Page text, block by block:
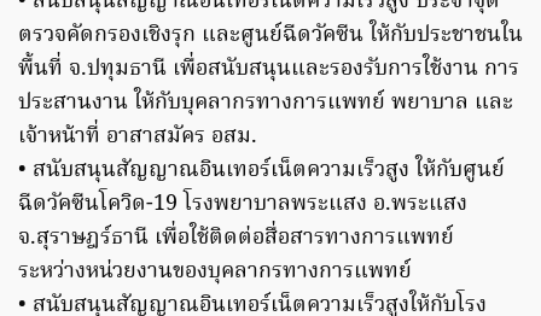
ตรวจคัดกรองเชิงรุก และศูนย์ฉีดวัคซีน ให้กับประชาชนใน
พื้นที่ จ.ปทุมธานี เพื่อสนับสนุนและรองรับการใช้งาน การ
ประสานงาน ให้กับบุคลากรทางการแพทย์ พยาบาล และ
เจ้าหน้าที่ อาสาสมัคร อสม.
• สนับสนุนสัญญาณอินเทอร์เน็ตความเร็วสูง ให้กับศูนย์
ฉีดวัคซีนโควิด-19 โรงพยาบาลพระแสง อ.พระแสง
จ.สุราษฎร์ธานี เพื่อใช้ติดต่อสื่อสารทางการแพทย์
ระหว่างหน่วยงานของบุคลากรทางการแพทย์
• สนับสนุนสัญญาณอินเทอร์เน็ตความเร็วสูงให้กับโรง